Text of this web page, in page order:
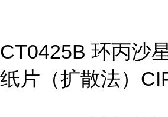
CT0425B 环丙沙
纸片（扩散法）